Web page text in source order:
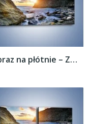
Obraz na płótnie – Zakaz kąpieli –...